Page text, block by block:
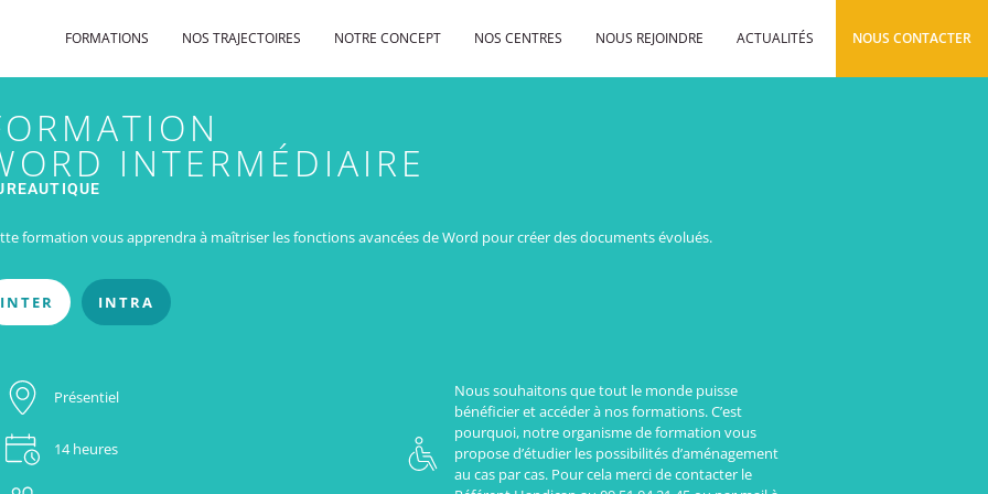
FORMATIONS NOS TRAJECTOIRES NOTRE CONCEPT NOS CENTRES NOUS REJOINDRE ACTUALITÉS NOUS CONTACTER
INTERMÉDIAIRE
formation vous apprendra à maîtriser les fonctions avancées de Word pour créer des documents évolués.
INTER INTRA
Présentiel
14 heures
Nous souhaitons que tout le monde puisse
bénéficier et accéder à nos formations. C’est
pourquoi, notre organisme de formation vous
propose d’étudier les possibilités d’aménagement
au cas par cas. Pour cela merci de contacter le